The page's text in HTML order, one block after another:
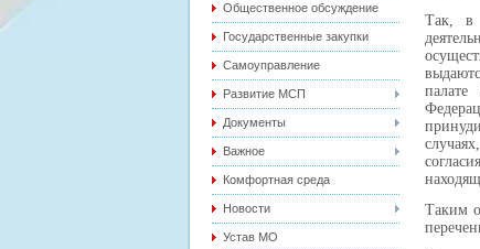
Общественное обсуждение
Государственные закупки
Самоуправление
Развитие МСП
Документы
Важное
Комфортная среда
Новости
Устав МО
Так, в
Таким